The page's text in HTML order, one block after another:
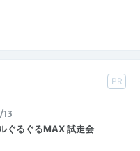
PR
ぐるぐるMAX 試走会